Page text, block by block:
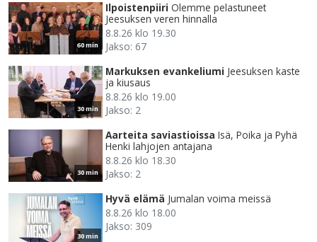
60 min
Ilpoistenpiiri Olemme pelastuneet
Jeesuksen veren hinnalla
8.8.26 klo 19.30
Jakso: 67
30 min
Markuksen evankeliumi Jeesuksen kaste
ja kiusaus
8.8.26 klo 19.00
Jakso: 2
30 min
Aarteita saviastioissa Isä, Poika ja Pyhä
Henki lahjojen antajana
8.8.26 klo 18.30
Jakso: 2
30 min
Hyvä elämä Jumalan voima meissä
8.8.26 klo 18.00
Jakso: 309